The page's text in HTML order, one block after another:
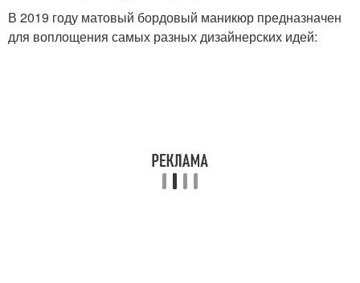
В 2019 году матовый бордовый маникюр предназначен
для воплощения самых разных дизайнерских идей: